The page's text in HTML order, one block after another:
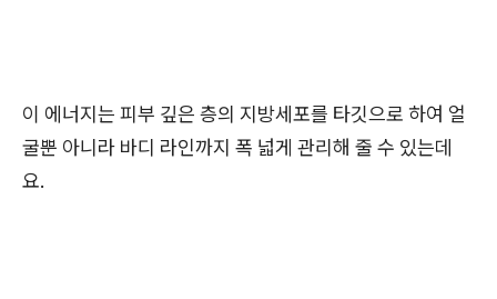
이 에너지는 피부 깊은 층의 지방세포를 타깃으로 하여 얼
굴뿐 아니라 바디 라인까지 폭 넓게 관리해 줄 수 있는데
요.